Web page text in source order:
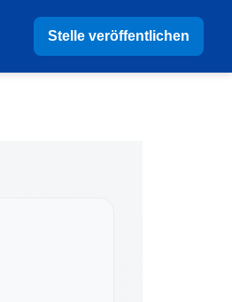
Stelle veröffentlichen